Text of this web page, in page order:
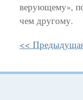
верующему»,
чем другому.
<<